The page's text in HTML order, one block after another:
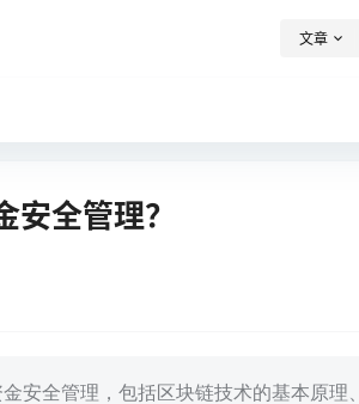
文章
全管理？
安全管理，包括区块链技术的基本原理